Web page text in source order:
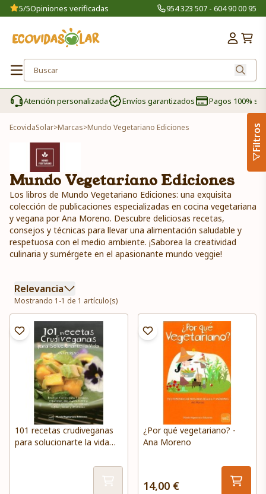
5/5Opiniones verificadas 954 323 507 - 604 90 00 95
Atención personalizada Envíos garantizados Pagos 100%
EcovidaSolar>Marcas>Mundo Vegetariano Ediciones
Mundo Vegetariano Ediciones
Los libros de Mundo Vegetariano Ediciones: una exquisita
colección de publicaciones especializadas en cocina vegetariana
y vegana por Ana Moreno. Descubre deliciosas recetas,
consejos y técnicas para llevar una alimentación saludable y
respetuosa con el medio ambiente. ¡Saborea la creatividad
culinaria y sumérgete en el apasionante mundo veggie!
Relevancia
Mostrando 1-1 de 1 artículo(s)
101 recetas crudiveganas
para solucionarte la vida
¿Por qué vegetariano? -
Ana Moreno
14,00 €
Filtros